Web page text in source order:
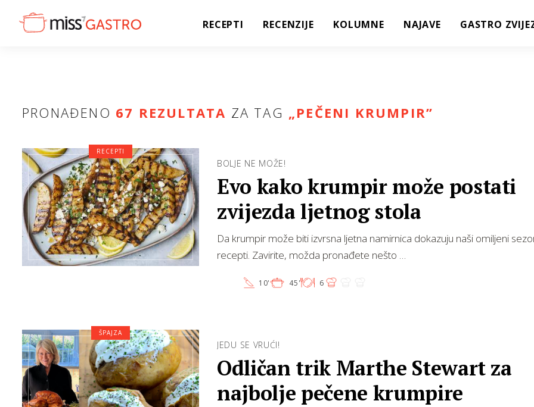
RECEPTI RECENZIJE KOLUMNE NAJAVE GASTRO
PRONAĐENO 67 REZULTATA ZA TAG „PEČENI KRUMPIR”
BOLJE NE MOŽE!
Evo kako krumpir može postati
zvijezda ljetnog stola
Da krumpir može biti izvrsna ljetna namirnica dokazuju naši omiljeni
recepti. Zavirite, možda pronađete nešto …
10' 45' 6
RECEPTI
JEDU SE VRUĆI!
Odličan trik Marthe Stewart za
najbolje pečene krumpire
ŠPAJZA